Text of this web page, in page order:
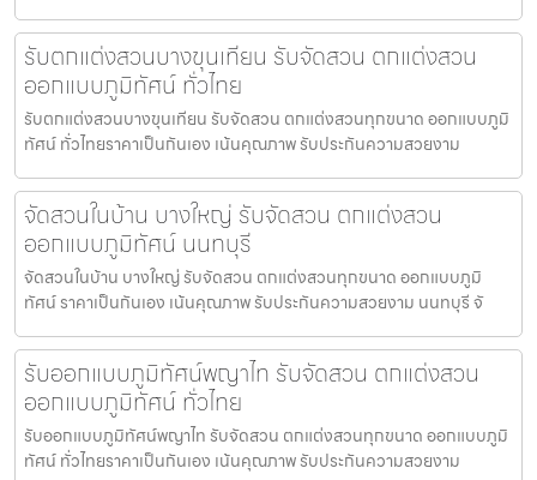
รับตกแต่งสวนบางขุนเทียน รับจัดสวน ตกแต่งสวน
ออกแบบภูมิทัศน์ ทั่วไทย
รับตกแต่งสวนบางขุนเทียน รับจัดสวน ตกแต่งสวนทุกขนาด ออกแบบภูมิ
ทัศน์ ทั่วไทยราคาเป็นกันเอง เน้นคุณภาพ รับประกันความสวยงาม
จัดสวนในบ้าน บางใหญ่ รับจัดสวน ตกแต่งสวน
ออกแบบภูมิทัศน์ นนทบุรี
จัดสวนในบ้าน บางใหญ่ รับจัดสวน ตกแต่งสวนทุกขนาด ออกแบบภูมิ
ทัศน์ ราคาเป็นกันเอง เน้นคุณภาพ รับประกันความสวยงาม นนทบุรี จั
รับออกแบบภูมิทัศน์พญาไท รับจัดสวน ตกแต่งสวน
ออกแบบภูมิทัศน์ ทั่วไทย
รับออกแบบภูมิทัศน์พญาไท รับจัดสวน ตกแต่งสวนทุกขนาด ออกแบบภูมิ
ทัศน์ ทั่วไทยราคาเป็นกันเอง เน้นคุณภาพ รับประกันความสวยงาม